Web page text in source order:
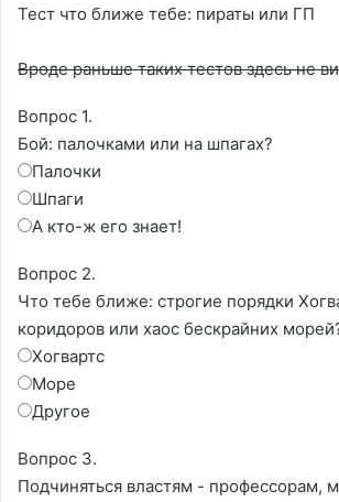
Тест что ближе тебе: пираты или ГП
Вроде раньше таких тестов здесь не
Вопрос 1.
Бой: палочками или на шпагах?
Палочки
Шпаги
А кто-ж его знает!
Вопрос 2.
Что тебе ближе: строгие порядки
коридоров или хаос бескрайних
Хогвартс
Море
Другое
Вопрос 3.
Подчиняться властям - профессорам,